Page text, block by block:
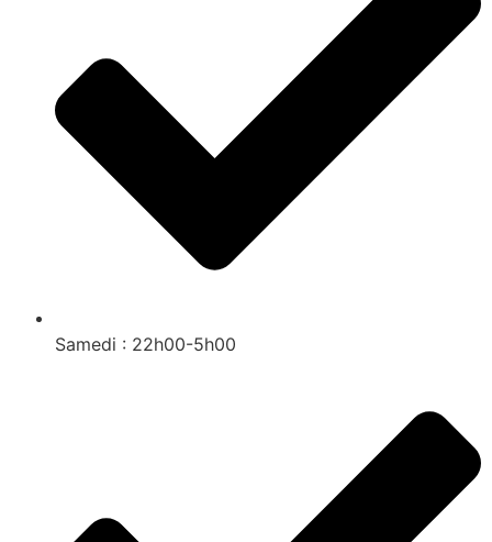
Samedi : 22h00-5h00